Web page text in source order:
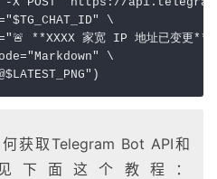
X POST "https://
\
**XXXX 家宽 IP 地址已变更
\
获取Telegram Bot API和
下面这个教程：